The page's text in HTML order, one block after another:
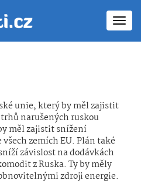
unie, který by měl zajistit
narušených ruskou
měl zajistit snížení
zemích EU. Plán také
závislost na dodávkách
z Ruska. Ty by měly
zdroji energie.